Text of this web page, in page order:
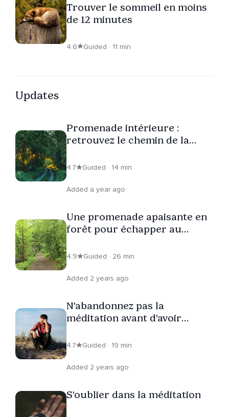
Trouver le sommeil en moins
de 12 minutes
4.6 Guided · 11 min
Updates
Promenade intérieure :
retrouvez le chemin de la
4.7 Guided · 14 min
Added a year ago
Une promenade apaisante en
forêt pour échapper au
4.9 Guided · 26 min
Added 2 years ago
N'abandonnez pas la
méditation avant d'avoir
4.7 Guided · 19 min
Added 2 years ago
S'oublier dans la méditation